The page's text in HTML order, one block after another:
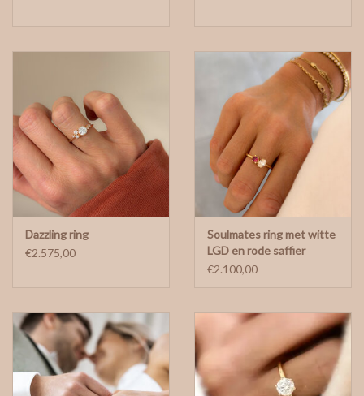
Dazzling ring
€2.575,00
Soulmates ring met witte
LGD en rode saffier
€2.100,00